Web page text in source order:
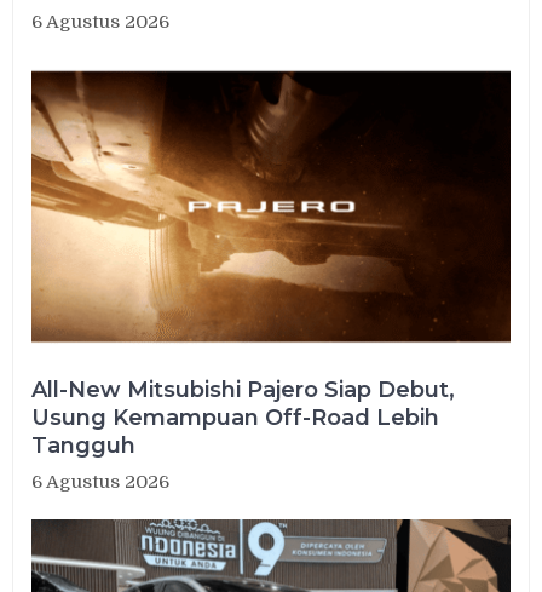
6 Agustus 2026
All-New Mitsubishi Pajero Siap Debut,
Usung Kemampuan Off-Road Lebih
Tangguh
6 Agustus 2026